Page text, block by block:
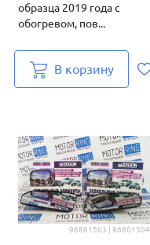
образца 2019 года с
обогревом, пов...
В корзину
96801503 | 96801504